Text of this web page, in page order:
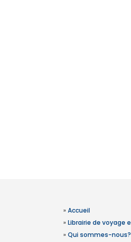
» Accueil
» Librairie de voyage
» Qui sommes-nous?